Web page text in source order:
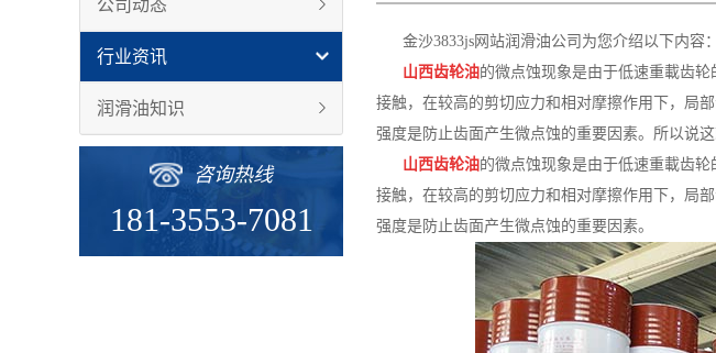
公司动态
行业资讯
润滑油知识
咨询热线
181-3553-7081
金沙3833js网站润滑油公司为您介绍以下内容：
山西齿轮油的微点蚀现象是由于低速重載齿
接触，在较高的剪切应力和相对摩擦作用下，局
强度是防止齿面产生微点蚀的重要因素。所以说
山西齿轮油的微点蚀现象是由于低速重載齿
接触，在较高的剪切应力和相对摩擦作用下，局
强度是防止齿面产生微点蚀的重要因素。